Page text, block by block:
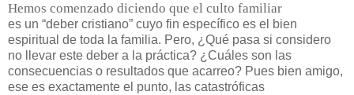
Hemos comenzado diciendo que el culto familiar
es un “deber cristiano” cuyo fin específico es el bien
espiritual de toda la familia. Pero, ¿Qué pasa si considero
no llevar este deber a la práctica? ¿Cuáles son las
consecuencias o resultados que acarreo? Pues bien amigo,
ese es exactamente el punto, las catastróficas